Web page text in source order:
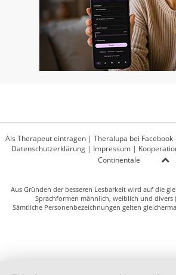
Als Therapeut eintragen | Theralupa bei Facebook
Datenschutzerklärung| Impressum|
Continentale
Aus Gründen der besseren Lesbarkeit wird auf die
Sprachformen männlich, weiblich und divers
Sämtliche Personenbezeichnungen gelten